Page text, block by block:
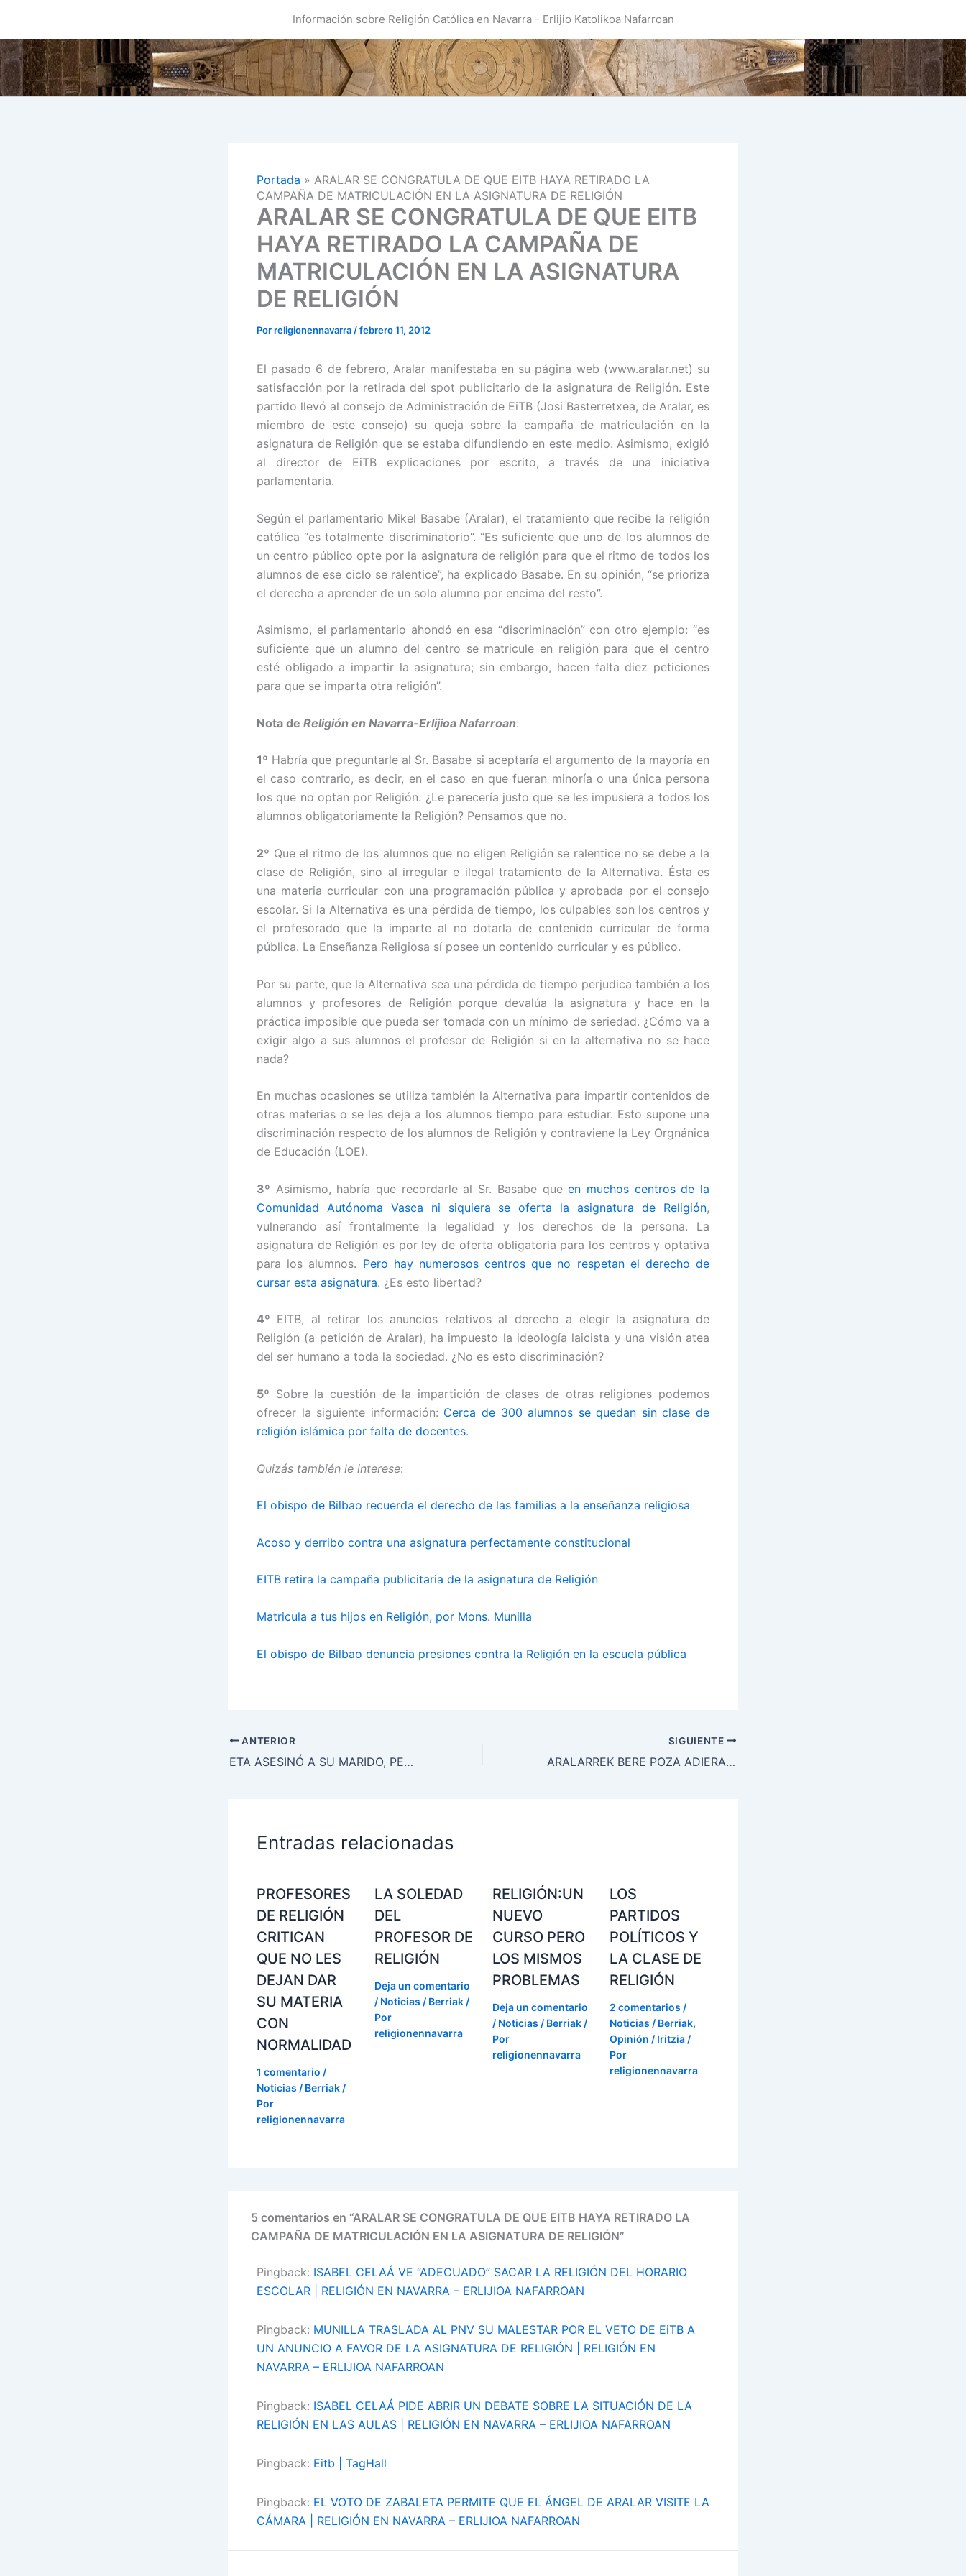
contenido
Información sobre Religión Católica en Navarra - Erlijio Katolikoa Nafarroan
Portada » ARALAR SE CONGRATULA DE QUE EITB HAYA RETIRADO LA
CAMPAÑA DE MATRICULACIÓN EN LA ASIGNATURA DE RELIGIÓN
ARALAR SE CONGRATULA DE QUE EITB
HAYA RETIRADO LA CAMPAÑA DE
MATRICULACIÓN EN LA ASIGNATURA
DE RELIGIÓN
Porreligionennavarra /febrero 11, 2012
El pasado 6 de febrero, Aralar manifestaba en su página web (www.aralar.net) su
satisfacción por la retirada del spot publicitario de la asignatura de Religión. Este
partido llevó al consejo de Administración de EiTB (Josi Basterretxea, de Aralar, es
miembro de este consejo) su queja sobre la campaña de matriculación en la
asignatura de Religión que se estaba difundiendo en este medio. Asimismo, exigió
al director de EiTB explicaciones por escrito, a través de una iniciativa
parlamentaria.
Según el parlamentario Mikel Basabe (Aralar) , el tratamiento que recibe la religión
católica “es totalmente discriminatorio”. “Es suficiente que uno de los alumnos de
un centro público opte por la asignatura de religión para que el ritmo de todos los
alumnos de ese ciclo se ralentice”, ha explicado Basabe. En su opinión, “se prioriza
el derecho a aprender de un solo alumno por encima del resto”.
Asimismo, el parlamentario ahondó en esa “discriminación” con otro ejemplo: “es
suficiente que un alumno del centro se matricule en religión para que el centro
esté obligado a impartir la asignatura; sin embargo, hacen falta diez peticiones
para que se imparta otra religión”.
Nota de Religión en Navarra-Erlijioa Nafarroan:
1º Habría que preguntarle al Sr. Basabe si aceptaría el argumento de la mayoría en
el caso contrario, es decir, en el caso en que fueran minoría o una única persona
los que no optan por Religión. ¿Le parecería justo que se les impusiera a todos los
alumnos obligatoriamente la Religión? Pensamos que no.
2º Que el ritmo de los alumnos que no eligen Religión se ralentice no se debe a la
clase de Religión, sino al irregular e ilegal tratamiento de la Alternativa. Ésta es
una materia curricular con una programación pública y aprobada por el consejo
escolar. Si la Alternativa es una pérdida de tiempo, los culpables son los centros y
el profesorado que la imparte al no dotarla de contenido curricular de forma
pública. La Enseñanza Religiosa sí posee un contenido curricular y es público.
Por su parte, que la Alternativa sea una pérdida de tiempo perjudica también a los
alumnos y profesores de Religión porque devalúa la asignatura y hace en la
práctica imposible que pueda ser tomada con un mínimo de seriedad. ¿Cómo va a
exigir algo a sus alumnos el profesor de Religión si en la alternativa no se hace
nada?
En muchas ocasiones se utiliza también la Alternativa para impartir contenidos de
otras materias o se les deja a los alumnos tiempo para estudiar. Esto supone una
discriminación respecto de los alumnos de Religión y contraviene la Ley Orgnánica
de Educación (LOE).
3º Asimismo, habría que recordarle al Sr. Basabe queen muchos centros de la
Comunidad Autónoma Vasca ni siquiera se oferta la asignatura de Religión,
vulnerando así frontalmente la legalidad y los derechos de la persona. La
asignatura de Religión es por ley de oferta obligatoria para los centros y optativa
para los alumnos. Pero hay numerosos centros que no respetan el derecho de
cursar esta asignatura. ¿Es esto libertad?
4º EITB, al retirar los anuncios relativos al derecho a elegir la asignatura de
Religión (a petición de Aralar), ha impuesto la ideología laicista y una visión atea
del ser humano a toda la sociedad. ¿No es esto discriminación?
5º Sobre la cuestión de la impartición de clases de otras religiones podemos
ofrecer la siguiente información: Cerca de 300 alumnos se quedan sin clase de
religión islámica por falta de docentes.
Quizás también le interese:
El obispo de Bilbao recuerda el derecho de las familias a la enseñanza religiosa
Acoso y derribo contra una asignatura perfectamente constitucional
EITB retira la campaña publicitaria de la asignatura de Religión
Matricula a tus hijos en Religión, por Mons. Munilla
El obispo de Bilbao denuncia presiones contra la Religión en la escuela pública
ANTERIOR
ETA ASESINÓ A SU MARIDO, PERO ELLA CUIDÓ A LA MADRE DE UN ETARRA DURANTE SUS ÚLTIMOS DÍAS
SIGUIENTE
ARALARREK BERE POZA ADIERAZI DU «ERLIJIO-IKASGAIAN MATRIKULATZEKO KANPAINA ETEN DELAKO IRRATI-TELEBISTA PUBLIKOAN»
Entradas relacionadas
PROFESORES
DE RELIGIÓN
CRITICAN
QUE NO LES
DEJAN DAR
SU MATERIA
CON
NORMALIDAD
1 comentario /
Noticias / Berriak /
Por
religionennavarra
LA SOLEDAD
DEL
PROFESOR DE
RELIGIÓN
Deja un comentario
/ Noticias / Berriak/
Por
religionennavarra
RELIGIÓN:UN
NUEVO
CURSO PERO
LOS MISMOS
PROBLEMAS
Deja un comentario
/ Noticias / Berriak/
Por
religionennavarra
LOS
PARTIDOS
POLÍTICOS Y
LA CLASE DE
RELIGIÓN
2 comentarios /
Noticias / Berriak,
Opinión / Iritzia /
Por
religionennavarra
5 comentarios en “ARALAR SE CONGRATULA DE QUE EITB HAYA RETIRADO LA
CAMPAÑA DE MATRICULACIÓN EN LA ASIGNATURA DE RELIGIÓN”
Pingback: ISABEL CELAÁ VE “ADECUADO” SACAR LA RELIGIÓN DEL HORARIO
ESCOLAR | RELIGIÓN EN NAVARRA – ERLIJIOA NAFARROAN
Pingback: MUNILLA TRASLADA AL PNV SU MALESTAR POR EL VETO DE EiTB A
UN ANUNCIO A FAVOR DE LA ASIGNATURA DE RELIGIÓN | RELIGIÓN EN
NAVARRA – ERLIJIOA NAFARROAN
Pingback: ISABEL CELAÁ PIDE ABRIR UN DEBATE SOBRE LA SITUACIÓN DE LA
RELIGIÓN EN LAS AULAS | RELIGIÓN EN NAVARRA – ERLIJIOA NAFARROAN
Pingback: Eitb | TagHall
Pingback: EL VOTO DE ZABALETA PERMITE QUE EL ÁNGEL DE ARALAR VISITE LA
CÁMARA | RELIGIÓN EN NAVARRA – ERLIJIOA NAFARROAN